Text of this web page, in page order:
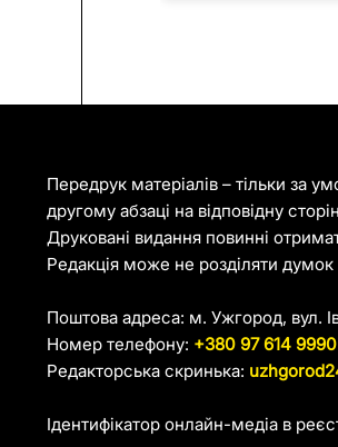
Передрук матеріалів – тільки за
другому абзаці на відповідну
Друковані видання повинні
Редакція може не розділяти
Поштова адреса: м. Ужгород, вул.
Номер телефону: +380 97 614 9990
Редакторська скринька:
Ідентифікатор онлайн-медіа в